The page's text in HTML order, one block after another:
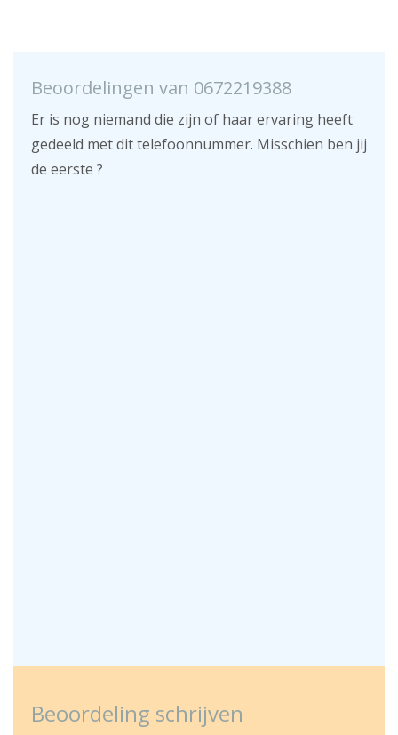
Beoordelingen van 0672219388
Er is nog niemand die zijn of haar ervaring heeft
gedeeld met dit telefoonnummer. Misschien ben jij
de eerste ?
Beoordeling schrijven